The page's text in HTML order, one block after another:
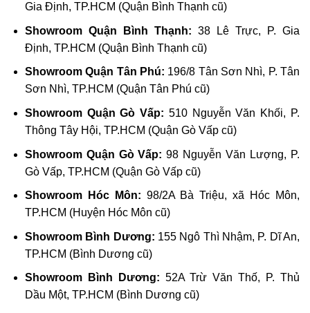
Gia Định, TP.HCM (Quận Bình Thạnh cũ)
Showroom Quận Bình Thạnh: 38 Lê Trực, P. Gia
Định, TP.HCM (Quận Bình Thạnh cũ)
Showroom Quận Tân Phú: 196/8 Tân Sơn Nhì, P. Tân
Sơn Nhì, TP.HCM (Quận Tân Phú cũ)
Showroom Quận Gò Vấp: 510 Nguyễn Văn Khối, P.
Thông Tây Hội, TP.HCM (Quận Gò Vấp cũ)
Showroom Quận Gò Vấp: 98 Nguyễn Văn Lượng, P.
Gò Vấp, TP.HCM (Quận Gò Vấp cũ)
Showroom Hóc Môn: 98/2A Bà Triệu, xã Hóc Môn,
TP.HCM (Huyện Hóc Môn cũ)
Showroom Bình Dương: 155 Ngô Thì Nhậm, P. Dĩ An,
TP.HCM (Bình Dương cũ)
Showroom Bình Dương: 52A Trừ Văn Thố, P. Thủ
Dầu Một, TP.HCM (Bình Dương cũ)